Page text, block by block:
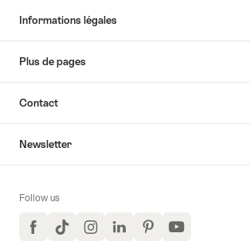
Informations légales
Plus de pages
Contact
Newsletter
Follow us
FacebookTikTokInstagramLinkedInPinterestYouTube